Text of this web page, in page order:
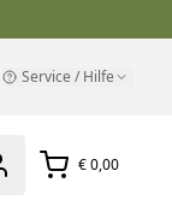
Service / Hilfe
€ 0,00